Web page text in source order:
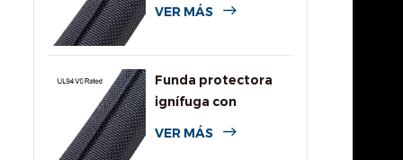
VER MÁS
Funda protectora
ignífuga con
clasificación UL94
VER MÁS